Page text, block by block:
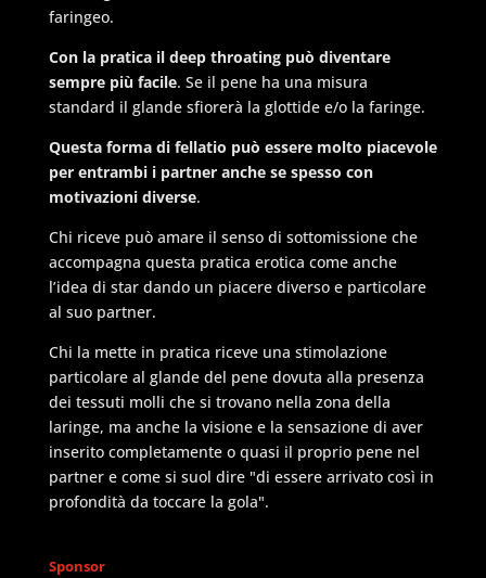
faringeo.
Con la pratica il deep throating può diventare
sempre più facile. Se il pene ha una misura
standard il glande sfiorerà la glottide e/o la faringe.
Questa forma di fellatio può essere molto piacevole
per entrambi i partner anche se spesso con
motivazioni diverse.
Chi riceve può amare il senso di sottomissione che
accompagna questa pratica erotica come anche
l’idea di star dando un piacere diverso e particolare
al suo partner.
Chi la mette in pratica riceve una stimolazione
particolare al glande del pene dovuta alla presenza
dei tessuti molli che si trovano nella zona della
laringe, ma anche la visione e la sensazione di aver
inserito completamente o quasi il proprio pene nel
partner e come si suol dire "di essere arrivato così in
profondità da toccare la gola".
Sponsor